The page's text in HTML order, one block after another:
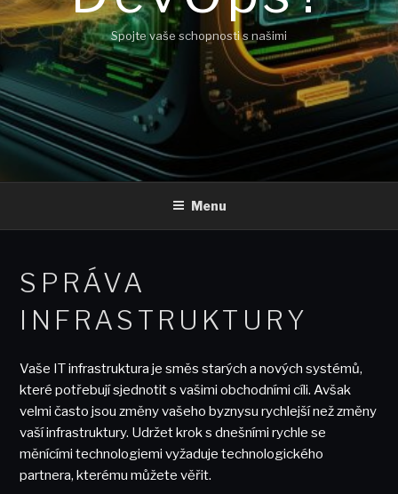
Spojte vaše schopnosti s našimi
Menu
SPRÁVA
INFRASTRUKTURY
Vaše IT infrastruktura je směs starých a nových systémů,
které potřebují sjednotit s vašimi obchodními cíli. Avšak
velmi často jsou změny vašeho byznysu rychlejší než změny
vaší infrastruktury. Udržet krok s dnešními rychle se
měnícími technologiemi vyžaduje technologického
partnera, kterému můžete věřit.